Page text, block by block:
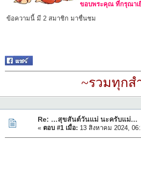
ขอบพระคุณ ที่กรุณาเ
ข้อความนี้ มี 2 สมาชิก มาชื่นชม
~รวมทุกส
Re: …สุขสันต์วันแม่ นะครับแม่…
« ตอบ #1 เมื่อ: 13 สิงหาคม 2024,